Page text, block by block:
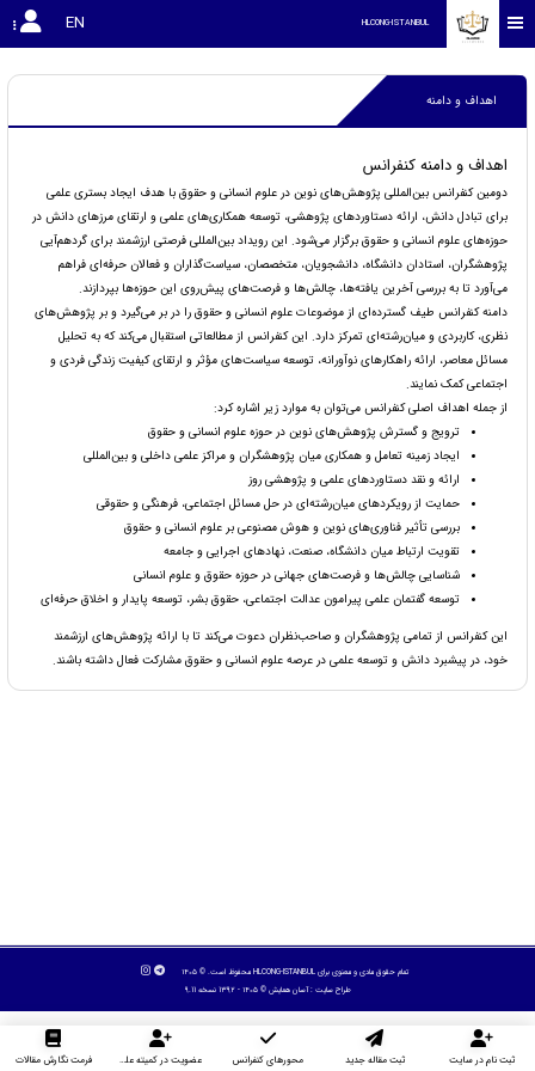
HLCONG-ISTANBUL
EN
اهداف و دامنه
اهداف و دامنه کنفرانس
دومین کنفرانس بین‌المللی پژوهش‌های نوین در علوم انسانی و حقوق با هدف ایجاد بستری علمی
برای تبادل دانش، ارائه دستاوردهای پژوهشی، توسعه همکاری‌های علمی و ارتقای مرزهای دانش در
حوزه‌های علوم انسانی و حقوق برگزار می‌شود. این رویداد بین‌المللی فرصتی ارزشمند برای گردهم‌آیی
پژوهشگران، استادان دانشگاه، دانشجویان، متخصصان، سیاست‌گذاران و فعالان حرفه‌ای فراهم
می‌آورد تا به بررسی آخرین یافته‌ها، چالش‌ها و فرصت‌های پیش‌روی این حوزه‌ها بپردازند.
دامنه کنفرانس طیف گسترده‌ای از موضوعات علوم انسانی و حقوق را در بر می‌گیرد و بر پژوهش‌های
نظری، کاربردی و میان‌رشته‌ای تمرکز دارد. این کنفرانس از مطالعاتی استقبال می‌کند که به تحلیل
مسائل معاصر، ارائه راهکارهای نوآورانه، توسعه سیاست‌های مؤثر و ارتقای کیفیت زندگی فردی و
اجتماعی کمک نمایند.
از جمله اهداف اصلی کنفرانس می‌توان به موارد زیر اشاره کرد:
ترویج و گسترش پژوهش‌های نوین در حوزه علوم انسانی و حقوق
ایجاد زمینه تعامل و همکاری میان پژوهشگران و مراکز علمی داخلی و بین‌المللی
ارائه و نقد دستاوردهای علمی و پژوهشی روز
حمایت از رویکردهای میان‌رشته‌ای در حل مسائل اجتماعی، فرهنگی و حقوقی
بررسی تأثیر فناوری‌های نوین و هوش مصنوعی بر علوم انسانی و حقوق
تقویت ارتباط میان دانشگاه، صنعت، نهادهای اجرایی و جامعه
شناسایی چالش‌ها و فرصت‌های جهانی در حوزه حقوق و علوم انسانی
توسعه گفتمان علمی پیرامون عدالت اجتماعی، حقوق بشر، توسعه پایدار و اخلاق حرفه‌ای
این کنفرانس از تمامی پژوهشگران و صاحب‌نظران دعوت می‌کند تا با ارائه پژوهش‌های ارزشمند
خود، در پیشبرد دانش و توسعه علمی در عرصه علوم انسانی و حقوق مشارکت فعال داشته باشند.
تمام حقوق مادی و معنوی برای HLCONG-ISTANBUL محفوظ است. © ۱۴۰۵
طراح سایت :آسان همایش © ۱۴۰۵ - 1392 نسخه 9.11
ثبت نام در سایت ثبت مقاله جدید محورهای کنفرانس عضویت در کمیته علمی داوران فرمت نگارش مقالات